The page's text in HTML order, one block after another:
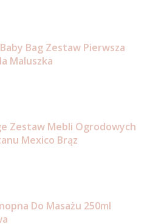
Bag Zestaw Pierwsza
Maluszka
Zestaw Mebli Ogrodowych
Mexico Brąz
Do Masażu 250ml